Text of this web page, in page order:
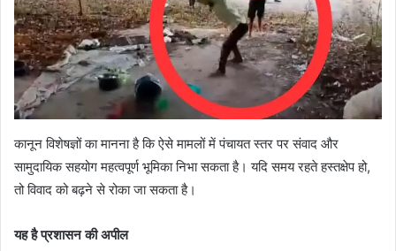
कानून विशेषज्ञों का मानना है कि ऐसे मामलों में पंचायत स्तर पर संवाद और
सामुदायिक सहयोग महत्वपूर्ण भूमिका निभा सकता है। यदि समय रहते हस्तक्षेप हो,
तो विवाद को बढ़ने से रोका जा सकता है।
यह है प्रशासन की अपील